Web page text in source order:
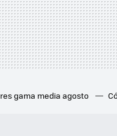
gama media agosto